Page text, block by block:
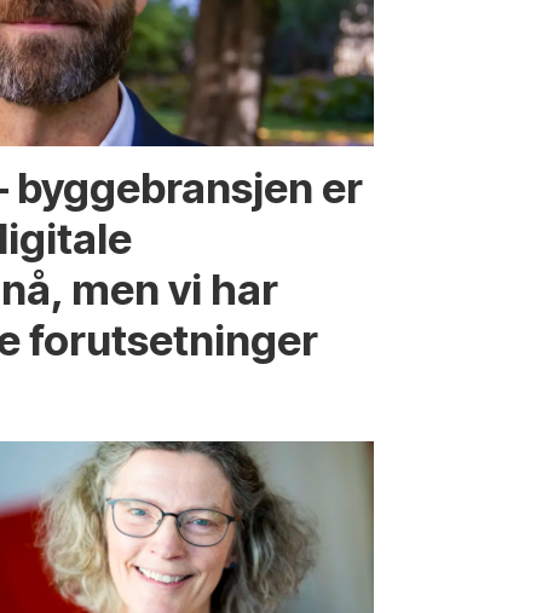
byggebransjen er
men vi har
forutsetninger